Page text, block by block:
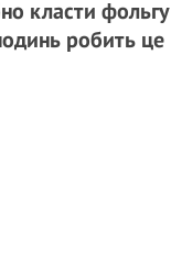
класти фольгу
робить це